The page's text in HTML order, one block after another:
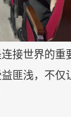
接世界的重
匪浅，不